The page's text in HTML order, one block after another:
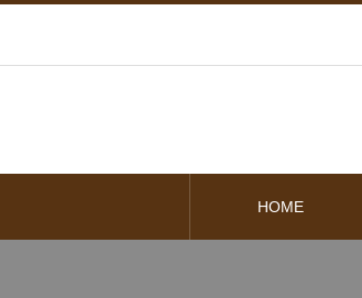
HOME